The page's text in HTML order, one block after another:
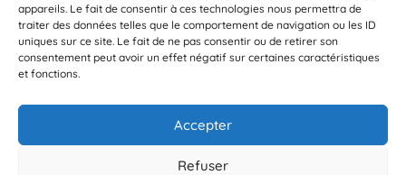
appareils. Le fait de consentir à ces technologies nous permettra de
traiter des données telles que le comportement de navigation ou les ID
uniques sur ce site. Le fait de ne pas consentir ou de retirer son
consentement peut avoir un effet négatif sur certaines caractéristiques
et fonctions.
Accepter
Refuser
Contact
Une interrogation, n’hésitez pas à nous contacter !